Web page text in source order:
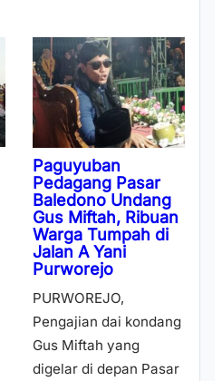
Paguyuban
Pedagang Pasar
Baledono Undang
Gus Miftah, Ribuan
Warga Tumpah di
Jalan A Yani
Purworejo
PURWOREJO,
Pengajian dai kondang
Gus Miftah yang
digelar di depan Pasar